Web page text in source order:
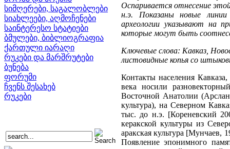
სიმღერები, საგალობლები
სიახლეები, აღმოჩენები
საინტერესო სტატიები
ბმულები, ბიბლიოგრაფია
ქართული იარაღი
რუკები და მარშრუტები
ბუნება
ფორუმი
ჩვენს შესახებ
რუკები
Оспаривается отнесение
н.э. Показаны новые
археологии указывают на
которые могут быть
Ключевые слова: Кавказ,
листовидные копья со
Контакты населения
века носили
Восточной Анатолии
культура), на Северном
тыс. до н.э. [Кореневский
керакской культуры из
аракская культура [Мунчаев,
Появление эпонимного